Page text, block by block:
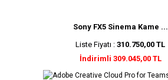
Sony FX5 Sinema Kame ...
Liste Fiyatı : 310.750,00 TL
İndirimli 309.045,00 TL